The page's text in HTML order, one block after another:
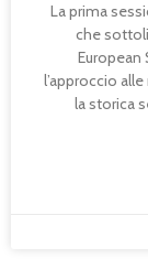
La prima
che
l’approccio
la storica